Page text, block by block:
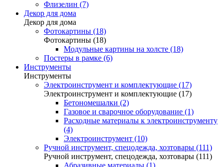
Флизелин (7)
Декор для дома
Декор для дома
Фотокартины (18)
Фотокартины (18)
Модульные картины на холсте (18)
Постеры в рамке (6)
Инструменты
Инструменты
Электроинструмент и комплектующие (17)
Электроинструмент и комплектующие (17)
Бетономешалки (2)
Газовое и сварочное оборудование (1)
Расходные материалы к электроинструменту
(4)
Электроинструмент (10)
Ручной инструмент, спецодежда, хозтовары (111)
Ручной инструмент, спецодежда, хозтовары (111)
Абразивные материалы (1)